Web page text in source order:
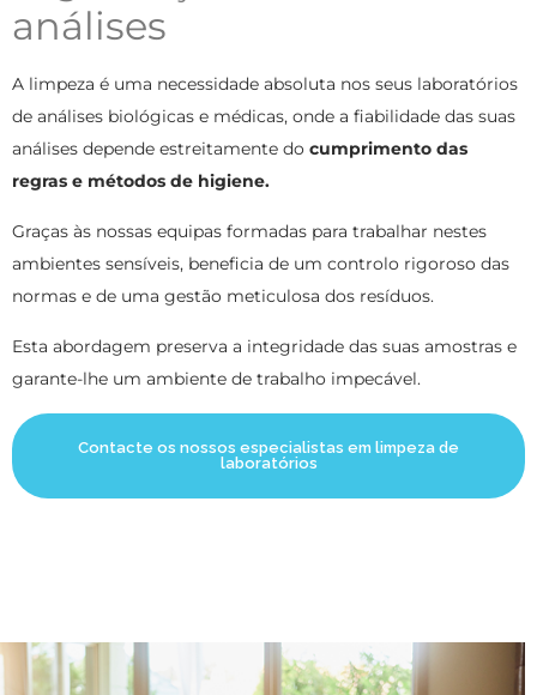
análises
A limpeza é uma necessidade absoluta nos seus laboratórios
de análises biológicas e médicas, onde a fiabilidade das suas
análises depende estreitamente do cumprimento das
regras e métodos de higiene.
Graças às nossas equipas formadas para trabalhar nestes
ambientes sensíveis, beneficia de um controlo rigoroso das
normas e de uma gestão meticulosa dos resíduos.
Esta abordagem preserva a integridade das suas amostras e
garante-lhe um ambiente de trabalho impecável.
Contacte os nossos especialistas em limpeza de
laboratórios